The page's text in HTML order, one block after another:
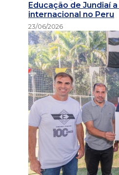
Educação de Jundiaí
internacional no Peru
23/06/2026